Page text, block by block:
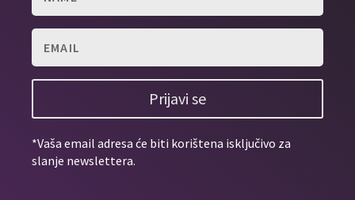
Prijavi se
*Vaša email adresa će biti korištena isključivo za
slanje newslettera.